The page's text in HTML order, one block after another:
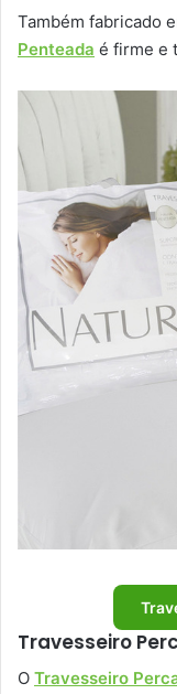
Também fabricado
Penteada é firme e
Travesseiro
O Travesseiro